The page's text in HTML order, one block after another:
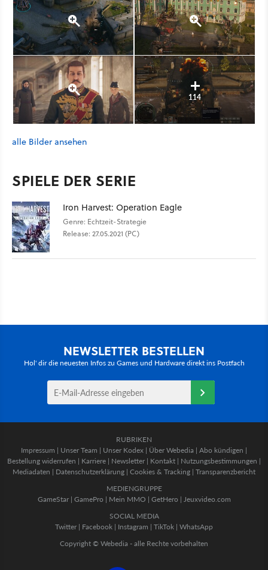
114
alle Bilder ansehen
SPIELE DER SERIE
Iron Harvest: Operation Eagle
Genre: Echtzeit-Strategie
Release: 27.05.2021 (PC)
NEWSLETTER BESTELLEN
Hol' dir die neuesten Infos zu Games und Hardware direkt ins Postfach
RUBRIKEN
Impressum | Unser Team | Unser Kodex | Über Webedia | Abo kündigen |
Bestellung widerrufen | Karriere | Newsletter | Kontakt | Nutzungsbestimmungen |
Mediadaten | Datenschutzerklärung | Cookies & Tracking | Transparenzbericht
MEDIENGRUPPE
GameStar| GamePro | Mein MMO | GetHero | Jeuxvideo.com
SOCIAL MEDIA
Twitter | Facebook | Instagram | TikTok | WhatsApp
Copyright © Webedia - alle Rechte vorbehalten